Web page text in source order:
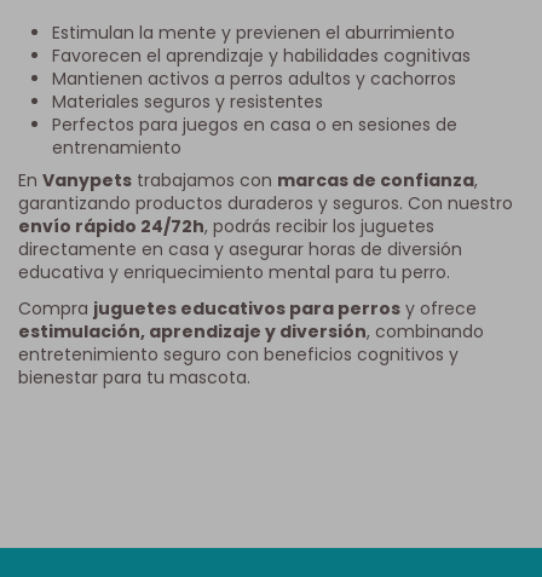
Estimulan la mente y previenen el aburrimiento
Favorecen el aprendizaje y habilidades cognitivas
Mantienen activos a perros adultos y cachorros
Materiales seguros y resistentes
Perfectos para juegos en casa o en sesiones de
entrenamiento
En Vanypets trabajamos con marcas de confianza,
garantizando productos duraderos y seguros. Con nuestro
envío rápido 24/72h, podrás recibir los juguetes
directamente en casa y asegurar horas de diversión
educativa y enriquecimiento mental para tu perro.
Compra juguetes educativos para perros y ofrece
estimulación, aprendizaje y diversión, combinando
entretenimiento seguro con beneficios cognitivos y
bienestar para tu mascota.